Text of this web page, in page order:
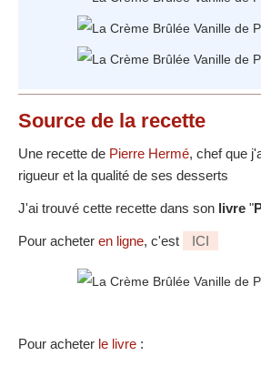
Source de la recette
Une recette de Pierre Hermé, chef que
rigueur et la qualité de ses desserts
J'ai trouvé cette recette dans son livre "
Pour acheter en ligne, c'est ICI
Pour acheter le livre :